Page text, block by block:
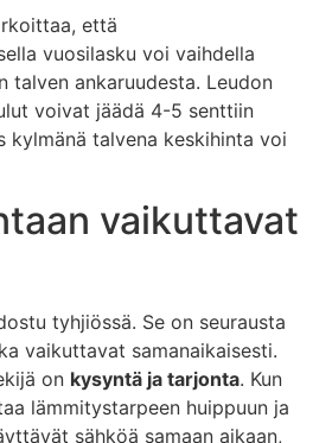
että
vuosilasku voi vaihdella
talven ankaruudesta. Leudon
voivat jäädä 4-5 senttiin
kylmänä talvena keskihinta voi
vaikuttavat
tyhjiössä. Se on seurausta
vaikuttavat samanaikaisesti.
on kysyntä ja tarjonta. Kun
lämmitystarpeen huippuun ja
sähköä samaan aikaan,